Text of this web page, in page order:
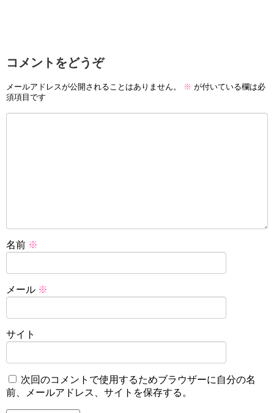
コメントをどうぞ
メールアドレスが公開されることはありません。 ※ が付いている欄は必
須項目です
名前 ※
メール ※
サイト
次回のコメントで使用するためブラウザーに自分の名
前、メールアドレス、サイトを保存する。